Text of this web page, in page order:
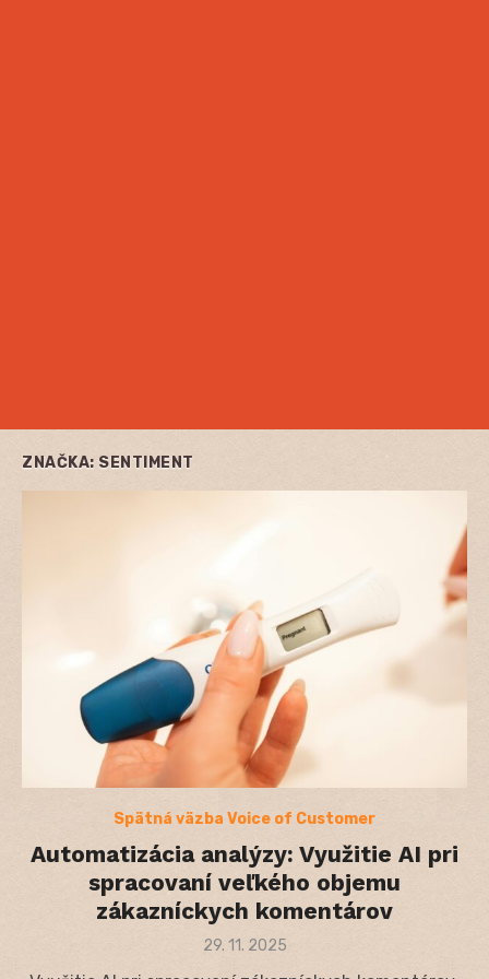
ZNAČKA: SENTIMENT
Spätná väzba Voice of Customer
Automatizácia analýzy: Využitie AI pri
spracovaní veľkého objemu
zákazníckych komentárov
Posted
29. 11. 2025